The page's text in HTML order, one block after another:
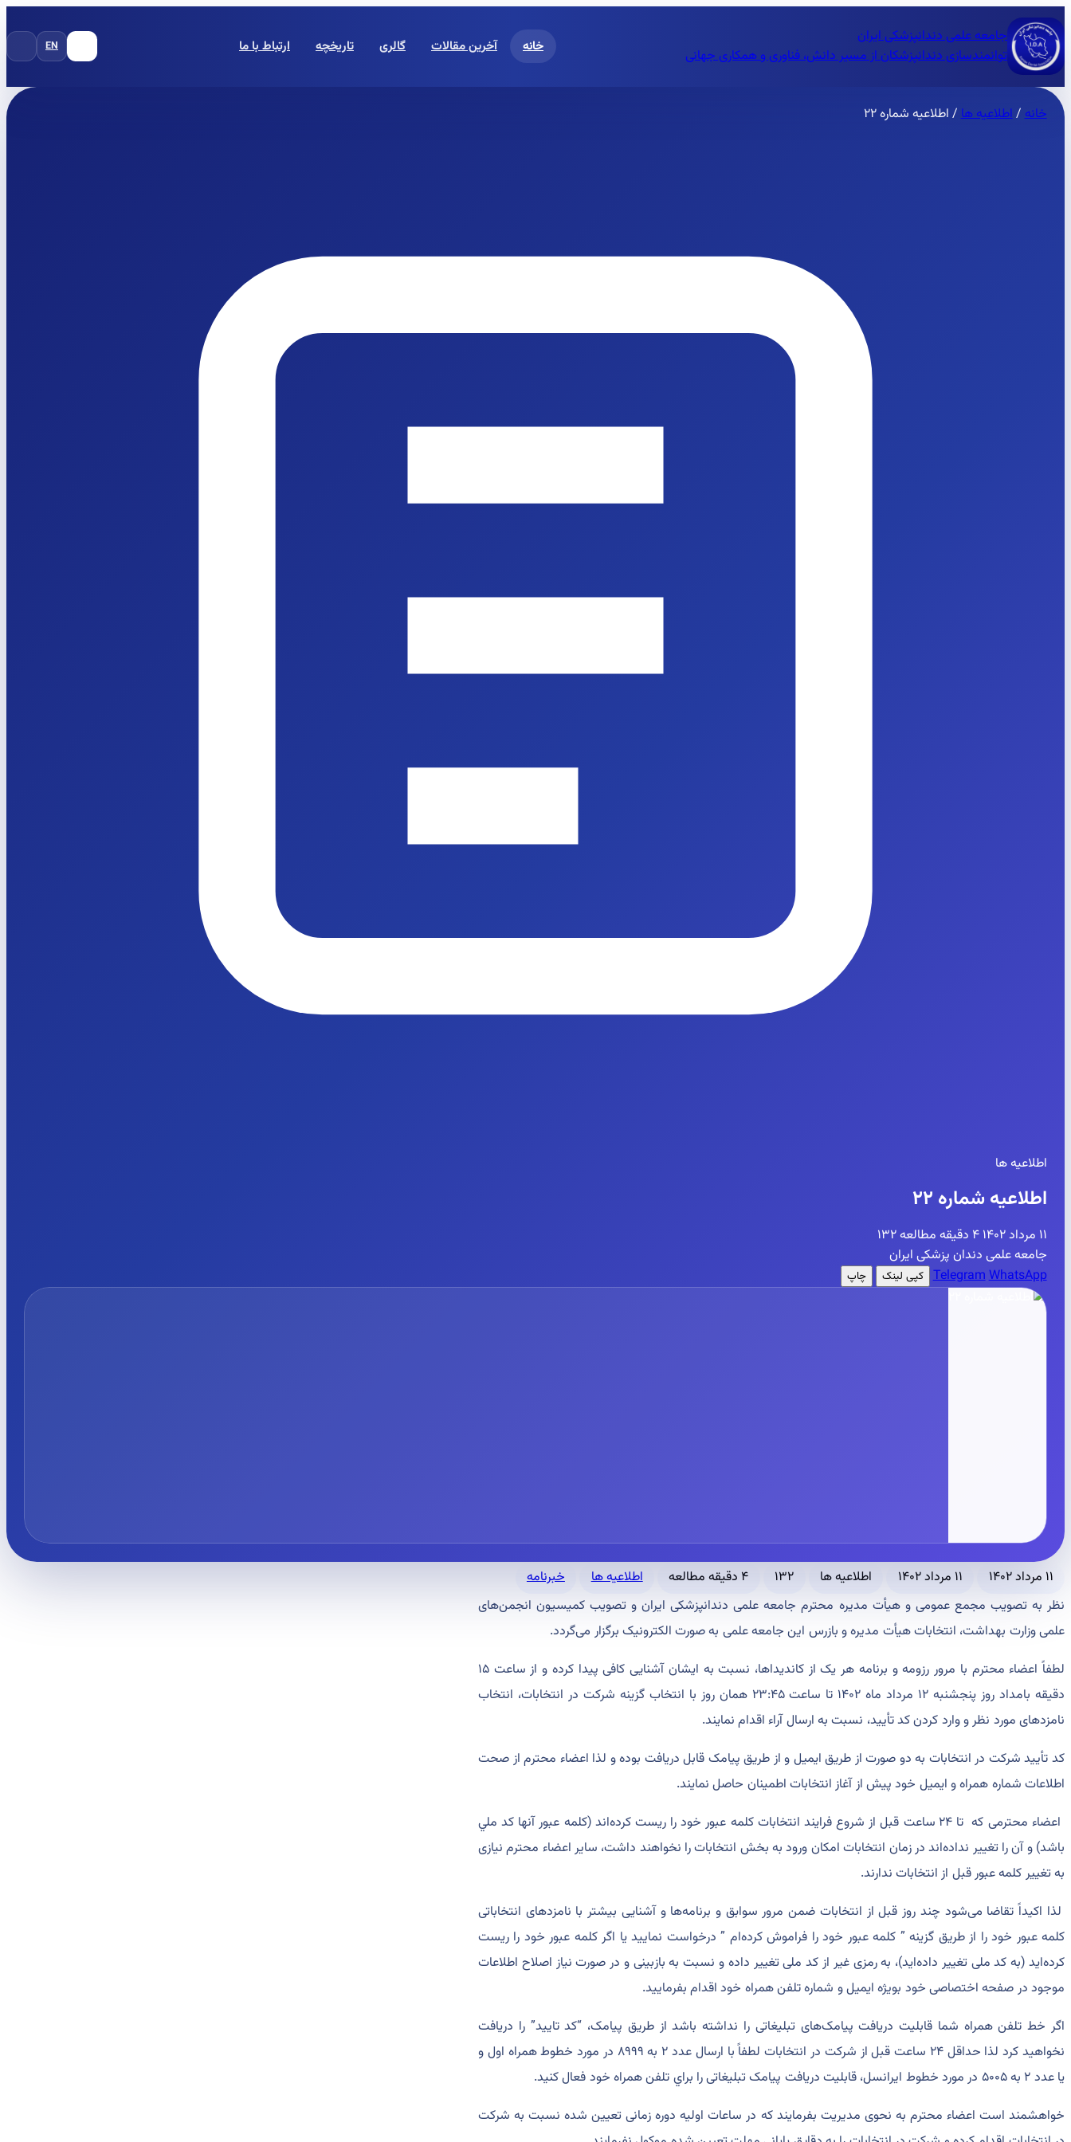
جامعه علمی دندانپزشکی ایران
توانمندسازی دندانپزشکان از مسیر دانش، فناوری و همکاری جهانی
خانه آخرین مقالات گالری تاریخچه ارتباط با ما EN
خانه/اطلاعیه ها/ اطلاعیه شماره ۲۲
اطلاعیه ها
اطلاعیه شماره ۲۲
۱۱ مرداد ۱۴۰۲ ۴ دقیقه مطالعه
۱۳۲
جامعه علمی دندان پزشکی ایران
TelegramWhatsApp کپی لینک چاپ
۱۱ مرداد ۱۴۰۲ ۱۱ مرداد ۱۴۰۲ اطلاعیه ها ۱۳۲ ۴ دقیقه مطالعه اطلاعیه ها
خبرنامه
نظر به تصويب مجمع عمومی و هيأت مديره محترم جامعه علمی دندانپزشکی ايران و تصويب کميسيون انجمن‌‏های
علمی وزارت بهداشت، انتخابات هيأت مديره و بازرس اين جامعه علمی به صورت الکترونيک برگزار می‌گردد.
لطفاً اعضاء محترم با مرور رزومه و برنامه هر يک از کانديداها، نسبت به ايشان آشنايی کافی پيدا کرده و از ساعت ۱۵
دقيقه بامداد روز پنجشنبه ۱۲ مرداد ماه ۱۴۰۲ تا ساعت ۲۳:۴۵ همان روز با انتخاب گزينه شرکت در انتخابات، انتخاب
نامزدهای مورد نظر و وارد کردن کد تأييد، نسبت به ارسال آراء اقدام نمايند.
کد تأييد شرکت در انتخابات به دو صورت از طريق ايميل و از طريق پيامک قابل دريافت بوده و لذا اعضاء محترم از صحت
اطلاعات شماره همراه و ايميل خود پيش از آغاز انتخابات اطمينان حاصل نمايند.
اعضاء محترمی که تا ۲۴ ساعت قبل از شروع فرايند انتخابات کلمه عبور خود را ريست کرده‌اند (کلمه عبور آنها کد ملي
باشد) و آن را تغيير نداده‌اند در زمان انتخابات امکان ورود به بخش انتخابات را نخواهند داشت، ساير اعضاء محترم نيازی
به تغيير کلمه عبور قبل از انتخابات ندارند.
لذا اکيداً تقاضا می‌شود چند روز قبل از انتخابات ضمن مرور سوابق و برنامه‌ها و آشنايی بيشتر با نامزد‌های انتخاباتی
کلمه عبور خود را از طريق گزينه ” کلمه عبور خود را فراموش کرده‌ام ” درخواست نماييد يا اگر کلمه عبور خود را ريست
کرده‌ايد (به کد ملی تغيير داده‌ايد)، به رمزی غير از کد ملی تغيير داده و نسبت به بازبينی و در صورت نياز اصلاح اطلاعات
موجود در صفحه اختصاصی خود بويژه ايميل و شماره تلفن همراه خود اقدام بفرماييد.
اگر خط تلفن همراه شما قابليت دريافت پيامک‌های تبليغاتی را نداشته باشد از طريق پيامک، “کد تاييد” را دريافت
نخواهيد کرد لذا حداقل ۲۴ ساعت قبل از شرکت در انتخابات لطفاً با ارسال عدد ۲ به ۸۹۹۹ در مورد خطوط همراه اول و
يا عدد ۲ به ۵۰۰۵ در مورد خطوط ايرانسل، قابليت دريافت پيامک تبليغاتی را براي تلفن همراه خود فعال کنيد.
خواهشمند است اعضاء محترم به نحوی مديريت بفرمايند که در ساعات اوليه دوره زمانی تعيين شده نسبت به شرکت